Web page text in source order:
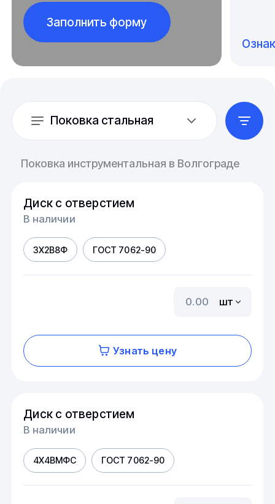
Заполнить форму
Поковка стальная
Поковка инструментальная в Волгограде
Диск с отверстием
В наличии
3Х2В8Ф ГОСТ 7062-90
шт
Узнать цену
Диск с отверстием
В наличии
4Х4ВМФС ГОСТ 7062-90